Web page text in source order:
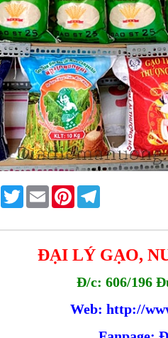
FacebookTwitter Email Pinterest
ĐẠI LÝ GẠO,
Đ/c: 606/196
Web: http://